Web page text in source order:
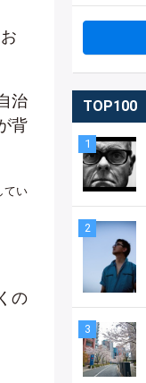
治
背
てい
の
TOP100
1
2
3